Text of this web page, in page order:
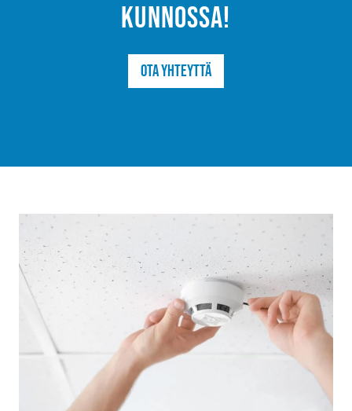
kunnossa!
Ota yhteyttä